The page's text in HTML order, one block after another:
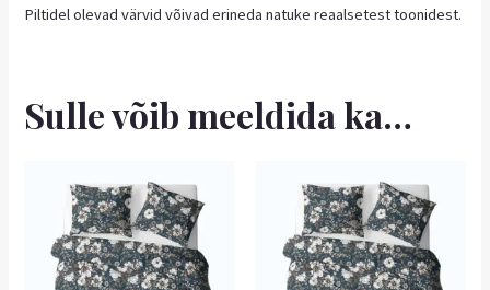
Piltidel olevad värvid võivad erineda natuke reaalsetest toonidest.
Sulle võib meeldida ka…
2,55 €
kuni
4,00 €
tootel
on
mitu
varianti.
tootel
on
mitu
varianti.